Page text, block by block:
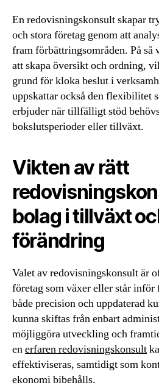
En redovisningskonsult skapar
och stora företag genom att
fram förbättringsområden. På
att skapa översikt och ordning,
grund för kloka beslut i
uppskattar också den flexibilitet
erbjuder när tillfälligt stöd
bokslutsperioder eller tillväxt.
Vikten av rätt
bolag i tillväxt
förändring
Valet av redovisningskonsult är
företag som växer eller står
både precision och uppdaterad
kunna skiftas från enbart
möjliggöra utveckling och
enerfaren redovisningskonsult
effektiviseras, samtidigt som
ekonomi bibehålls.